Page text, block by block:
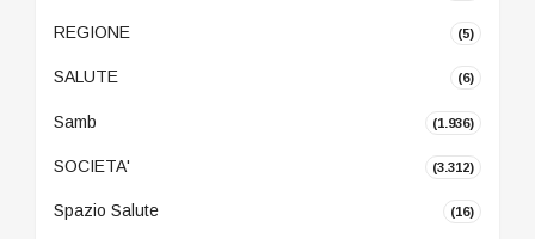
REGIONE (5)
SALUTE (6)
Samb (1.936)
SOCIETA' (3.312)
Spazio Salute (16)